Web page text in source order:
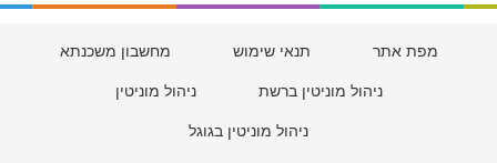
מפת אתר תנאי שימוש מחשבון משכנתא
ניהול מוניטין ברשת ניהול מוניטין
ניהול מוניטין בגוגל